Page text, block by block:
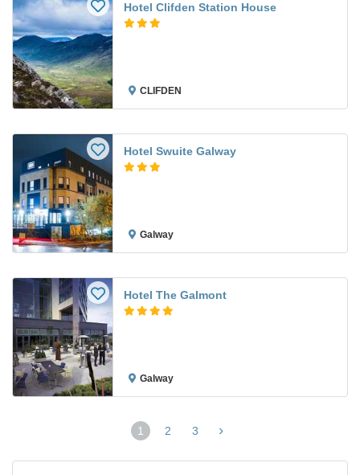
Hotel Clifden Station House
CLIFDEN
Hotel Swuite Galway
Galway
Hotel The Galmont
Galway
1
(página
2 3